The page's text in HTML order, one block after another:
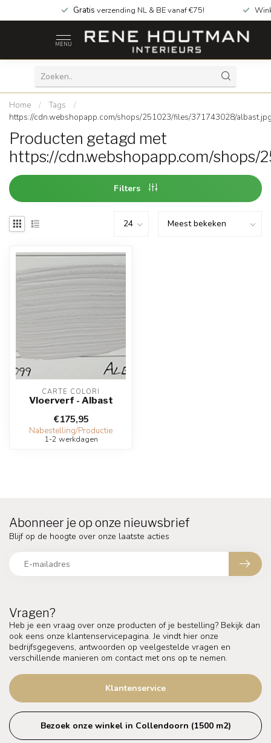
Gratis verzending NL & BE vanaf €75!
MENU
Home / Tags
/
https://cdn.webshopapp.com/shops/251023/files/371743028/
Producten getagd met
https://cdn.webshopapp.com/
Filters
CARTE COLORI
Vloerverf - Albast
€175,95
Nabestelling/Productie
1-2 werkdagen
Vragen?
Heb je een vraag over onze producten of je bestelling? Bekijk dan
ook eens onze klantenservicepagina. Je vindt hier onze
bedrijfsgegevens, antwoorden op veelgestelde vragen en
verschillende manieren om contact met ons op te nemen.
Klantenservice
Bezoek onze winkel in Collendoorn (1500 m2)
Abonneer je op onze nieuwsbrief
Blijf op de hoogte over onze laatste acties